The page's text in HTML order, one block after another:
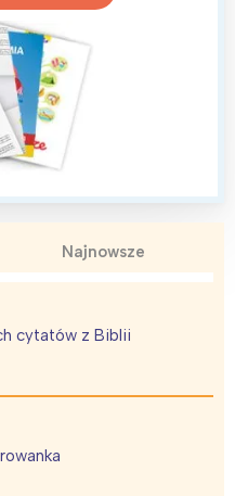
Najnowsze
cytatów z Biblii